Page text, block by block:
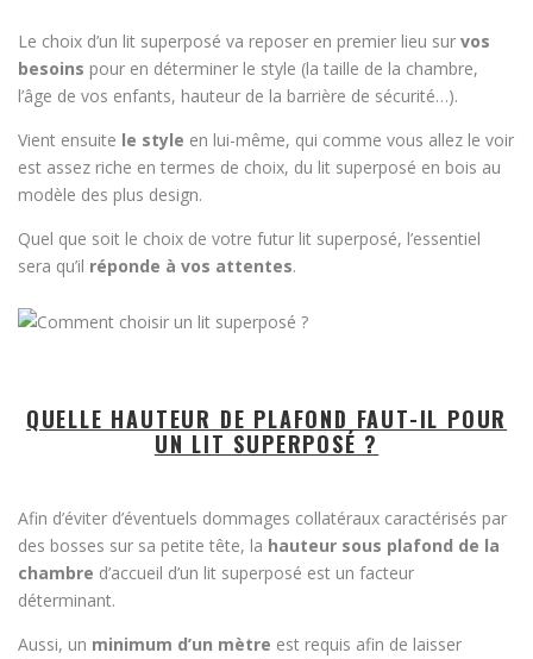
Le choix d’un lit superposé va reposer en premier lieu sur vos
besoins pour en déterminer le style (la taille de la chambre,
l’âge de vos enfants, hauteur de la barrière de sécurité…).
Vient ensuite le style en lui-même, qui comme vous allez le voir
est assez riche en termes de choix, du lit superposé en bois au
modèle des plus design.
Quel que soit le choix de votre futur lit superposé, l’essentiel
sera qu’il réponde à vos attentes.
QUELLE HAUTEUR DE PLAFOND FAUT-IL POUR
UN LIT SUPERPOSÉ ?
Afin d’éviter d’éventuels dommages collatéraux caractérisés par
des bosses sur sa petite tête, la hauteur sous plafond de la
chambre d’accueil d’un lit superposé est un facteur
déterminant.
Aussi, un minimum d’un mètre est requis afin de laisser